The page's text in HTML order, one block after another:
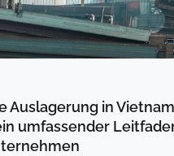
Auslagerung in
umfassender